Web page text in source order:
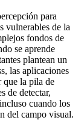
para
vulnerables de la
fondos de
se aprende
plantean un
las aplicaciones
que la pila de
de detectar,
cuando los
del campo visual.